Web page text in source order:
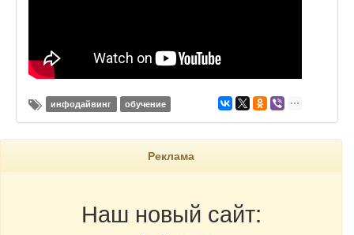
инфодайвинг обучение
Реклама
Наш новый сайт: